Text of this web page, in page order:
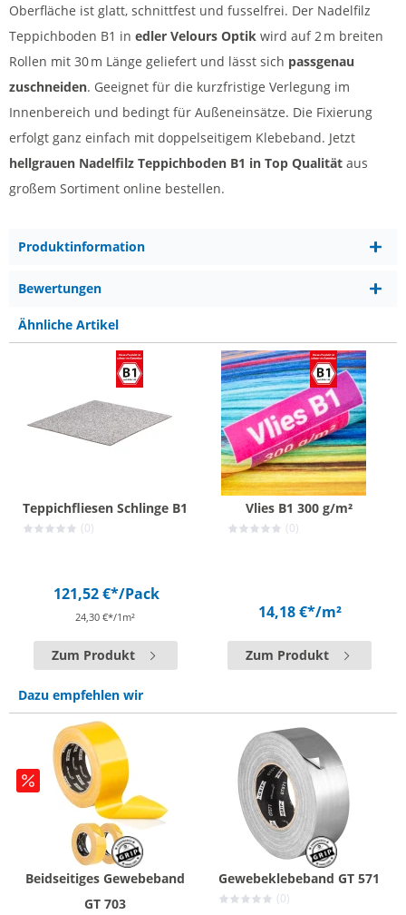
Oberfläche ist glatt, schnittfest und fusselfrei. Der Nadelfilz
Teppichboden B1 in edler Velours Optik wird auf 2 m breiten
Rollen mit 30 m Länge geliefert und lässt sich passgenau
zuschneiden. Geeignet für die kurzfristige Verlegung im
Innenbereich und bedingt für Außeneinsätze. Die Fixierung
erfolgt ganz einfach mit doppelseitigem Klebeband. Jetzt
hellgrauen Nadelfilz Teppichboden B1 in Top Qualität aus
großem Sortiment online bestellen.
Produktinformation
Bewertungen
Ähnliche Artikel
Teppichfliesen Schlinge B1
(0)
121,52 €*/Pack
24,30 €*/1m²
Zum Produkt
Vlies B1 300 g/m²
(0)
14,18 €*/m²
Zum Produkt
Dazu empfehlen wir
Beidseitiges Gewebeband
GT 703
Gewebeklebeband GT 571
(0)